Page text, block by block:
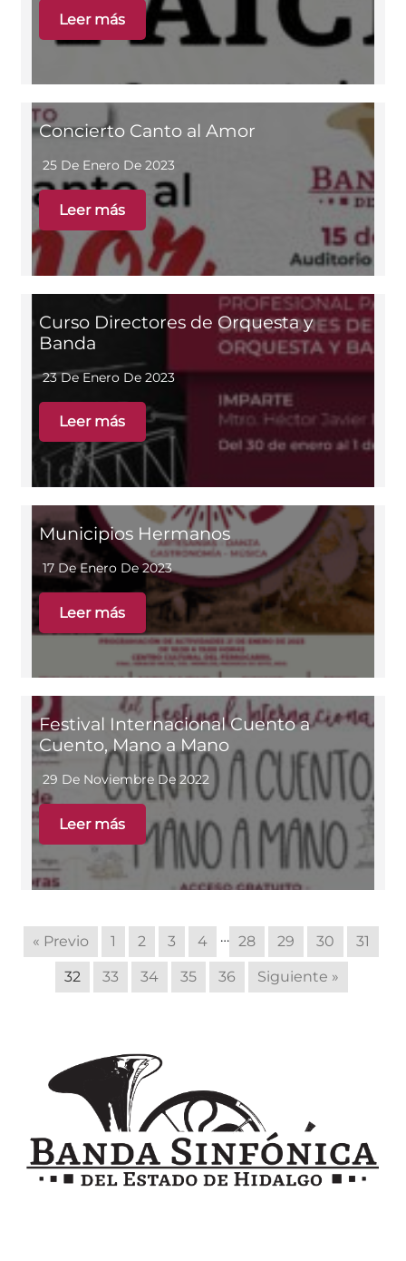
Leer más
Concierto Canto al Amor
25 De Enero De 2023
Leer más
Curso Directores de Orquesta y
Banda
23 De Enero De 2023
Leer más
Municipios Hermanos
17 De Enero De 2023
Leer más
Festival Internacional Cuento a
Cuento, Mano a Mano
29 De Noviembre De 2022
Leer más
« Previo 1 2 3 4 … 28 29 30 31
32 33 34 35 36 Siguiente »